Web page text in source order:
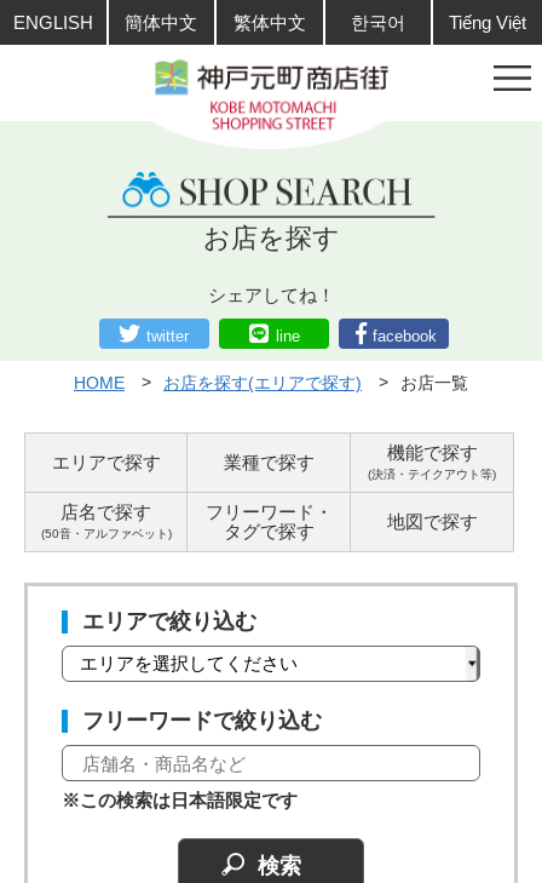
ENGLISH 簡体中文 繁体中文 한국어 Tiếng Việt
お店を探す
シェアしてね！
twitter line facebook
HOME お店を探す(エリアで探す) お店一覧
エリアで探す 業種で探す 機能で探す
(決済・テイクアウト等)
店名で探す
(50音・アルファベット)
フリーワード・
タグで探す 地図で探す
エリアで絞り込む
フリーワードで絞り込む
※この検索は日本語限定です